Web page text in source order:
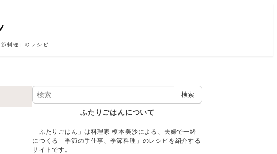
料理」のレシピ
検
索
検索
ふたりごはんについて
「ふたりごはん」は料理家 榎本美沙による、夫婦で一緒
につくる「季節の手仕事、季節料理」のレシピを紹介する
サイトです。